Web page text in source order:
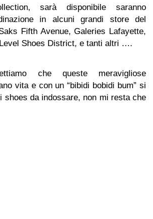
sarà disponibile saranno
in alcuni grandi store del
Fifth Avenue, Galeries Lafayette,
Shoes District, e tanti altri ….
che queste meravigliose
vita e con un “bibidi bobidi bum” si
shoes da indossare, non mi resta che